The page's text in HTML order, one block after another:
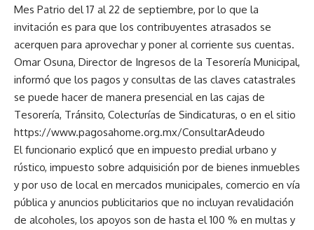
Mes Patrio del 17 al 22 de septiembre, por lo que la
invitación es para que los contribuyentes atrasados se
acerquen para aprovechar y poner al corriente sus cuentas.
Omar Osuna, Director de Ingresos de la Tesorería Municipal,
informó que los pagos y consultas de las claves catastrales
se puede hacer de manera presencial en las cajas de
Tesorería, Tránsito, Colecturías de Sindicaturas, o en el sitio
https://www.pagosahome.org.mx/ConsultarAdeudo
El funcionario explicó que en impuesto predial urbano y
rústico, impuesto sobre adquisición por de bienes inmuebles
y por uso de local en mercados municipales, comercio en vía
pública y anuncios publicitarios que no incluyan revalidación
de alcoholes, los apoyos son de hasta el 100 % en multas y